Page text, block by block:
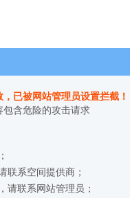
已被网站管理员设置拦截！
含危险的攻击请求
联系空间提供商；
请联系网站管理员；